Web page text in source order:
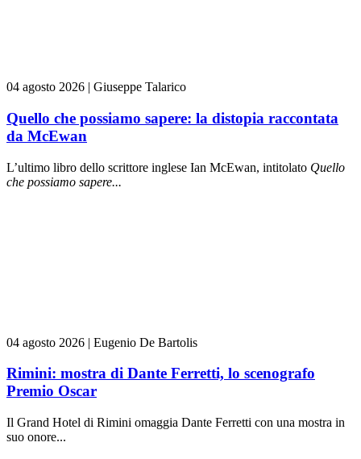
04 agosto 2026 | Giuseppe Talarico
Quello che possiamo sapere: la distopia raccontata
da McEwan
L’ultimo libro dello scrittore inglese Ian McEwan, intitolato Quello
che possiamo sapere...
04 agosto 2026 | Eugenio De Bartolis
Rimini: mostra di Dante Ferretti, lo scenografo
Premio Oscar
Il Grand Hotel di Rimini omaggia Dante Ferretti con una mostra in
suo onore...